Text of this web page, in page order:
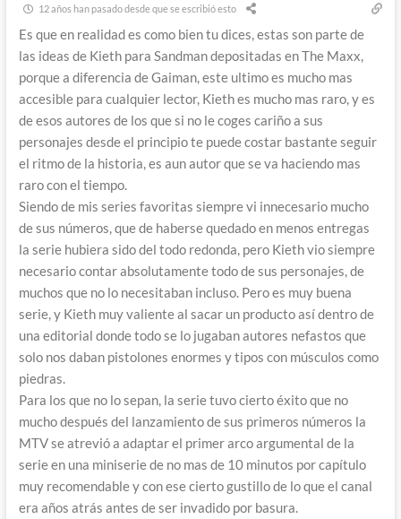
12 años han pasado desde que se escribió esto
Es que en realidad es como bien tu dices, estas son parte de
las ideas de Kieth para Sandman depositadas en The Maxx,
porque a diferencia de Gaiman, este ultimo es mucho mas
accesible para cualquier lector, Kieth es mucho mas raro, y es
de esos autores de los que si no le coges cariño a sus
personajes desde el principio te puede costar bastante seguir
el ritmo de la historia, es aun autor que se va haciendo mas
raro con el tiempo.
Siendo de mis series favoritas siempre vi innecesario mucho
de sus números, que de haberse quedado en menos entregas
la serie hubiera sido del todo redonda, pero Kieth vio siempre
necesario contar absolutamente todo de sus personajes, de
muchos que no lo necesitaban incluso. Pero es muy buena
serie, y Kieth muy valiente al sacar un producto así dentro de
una editorial donde todo se lo jugaban autores nefastos que
solo nos daban pistolones enormes y tipos con músculos como
piedras.
Para los que no lo sepan, la serie tuvo cierto éxito que no
mucho después del lanzamiento de sus primeros números la
MTV se atrevió a adaptar el primer arco argumental de la
serie en una miniserie de no mas de 10 minutos por capítulo
muy recomendable y con ese cierto gustillo de lo que el canal
era años atrás antes de ser invadido por basura.